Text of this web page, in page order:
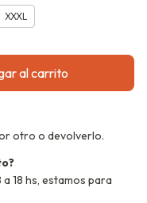
XXXL
otro o devolverlo.
18 hs, estamos para